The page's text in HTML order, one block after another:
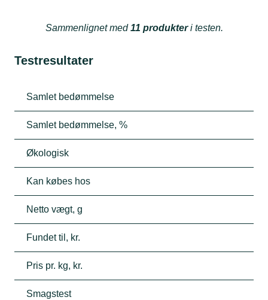
Sammenlignet med11 produkteri testen.
Testresultater
Samlet bedømmelse
Samlet bedømmelse, %
Økologisk
Kan købes hos
Netto vægt, g
Fundet til, kr.
Pris pr. kg, kr.
Smagstest